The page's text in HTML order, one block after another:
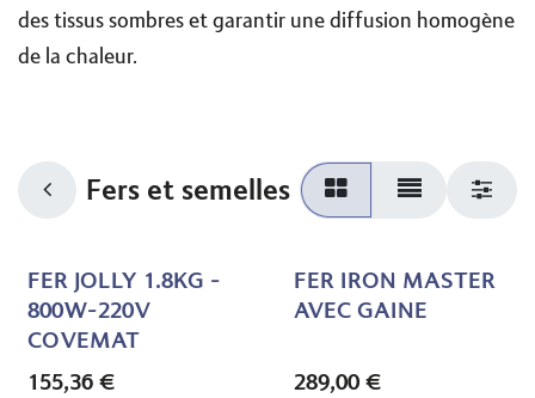
des tissus sombres et garantir une diffusion homogène
de la chaleur.
Fers et semelles
FER JOLLY 1.8KG -
800W-220V
COVEMAT
155,36 €
FER IRON MASTER
AVEC GAINE
289,00€